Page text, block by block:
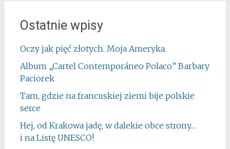
Ostatnie wpisy
Oczy jak pięć złotych. Moja Ameryka.
Album „Cartel Contemporáneo Polaco” Barbary
Paciorek
Tam, gdzie na francuskiej ziemi bije polskie
serce
Hej, od Krakowa jadę, w dalekie obce strony…
i na Listę UNESCO!